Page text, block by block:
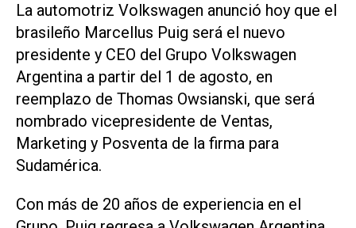
La automotriz Volkswagen anunció hoy que el
brasileño Marcellus Puig será el nuevo
presidente y CEO del Grupo Volkswagen
Argentina a partir del 1 de agosto, en
reemplazo de Thomas Owsianski, que será
nombrado vicepresidente de Ventas,
Marketing y Posventa de la firma para
Sudamérica.
Con más de 20 años de experiencia en el